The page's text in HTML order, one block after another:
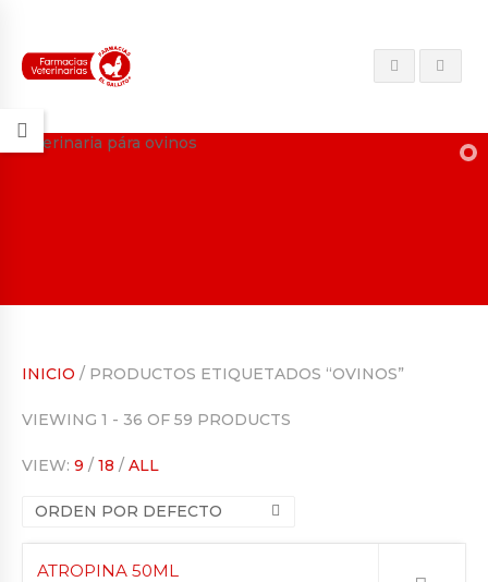
INICIO / PRODUCTOS ETIQUETADOS “OVINOS”
VIEWING 1 - 36 OF 59 PRODUCTS
VIEW: 9 / 18 / ALL
ORDEN POR DEFECTO
ATROPINA 50ML